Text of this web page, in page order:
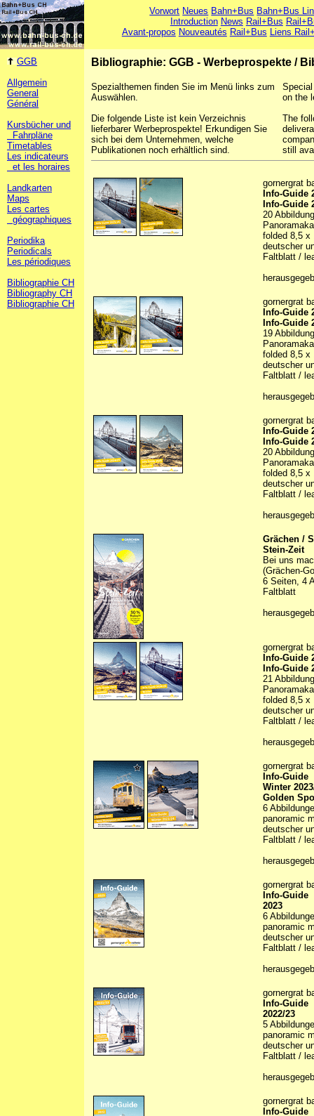
Vorwort Neues Bahn+Bus Bahn+Bus
Introduction News Rail+Bus
Avant-propos Nouveautés Rail+Bus Liens
GGB
Allgemein
General
Général
Kursbücher und
Fahrpläne
Timetables
Les indicateurs
et les horaires
Landkarten
Maps
Les cartes
géographiques
Periodika
Periodicals
Les périodiques
Bibliographie CH
Bibliography CH
Bibliographie CH
Bibliographie: GGB - Werbeprospekte /
Spezialthemen finden Sie im Menü links zum
Auswählen.
Die folgende Liste ist kein Verzeichnis
lieferbarer Werbeprospekte! Erkundigen Sie
sich bei dem Unternehmen, welche
Publikationen noch erhältlich sind.
on the
The
still
gornergrat
Info-Guide
Info-Guide
20
folded 8,5 x
deutscher
Faltblatt /
gornergrat
Info-Guide
Info-Guide
19
folded 8,5 x
deutscher
Faltblatt /
gornergrat
Info-Guide
Info-Guide
20
folded 8,5 x
deutscher
Faltblatt /
Grächen /
Stein-Zeit
Bei uns
(Grächen-
6 Seiten, 4
Faltblatt
gornergrat
Info-Guide
Info-Guide
21
folded 8,5 x
deutscher
Faltblatt /
gornergrat
Info-Guide
Winter
Golden
6
panoramic
deutscher
Faltblatt /
gornergrat
Info-Guide
2023
6
panoramic
deutscher
Faltblatt /
gornergrat
Info-Guide
2022/23
5
panoramic
deutscher
Faltblatt /
gornergrat
Info-Guide